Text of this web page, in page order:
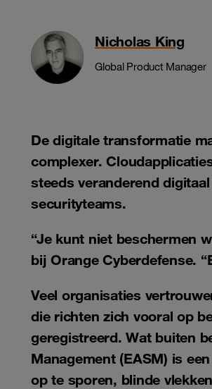
Nicholas King
Global Product Manager
De digitale transformatie
complexer.
steeds veranderend
securityteams.
“Je kunt niet beschermen
bij Orange Cyberdefense.
Veel organisaties
die richten zich vooral op
geregistreerd. Wat buiten
Management (EASM) is
op te sporen, blinde